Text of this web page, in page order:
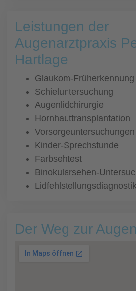
Leistungen der
Augenarztpraxis
Hartlage
Glaukom-Früherkennung
Schieluntersuchung
Augenlidchirurgie
Hornhauttransplantation
Vorsorgeuntersuchungen
Kinder-Sprechstunde
Farbsehtest
Binokularsehen-
Lidfehlstellungsdiagnostik
Der Weg zur